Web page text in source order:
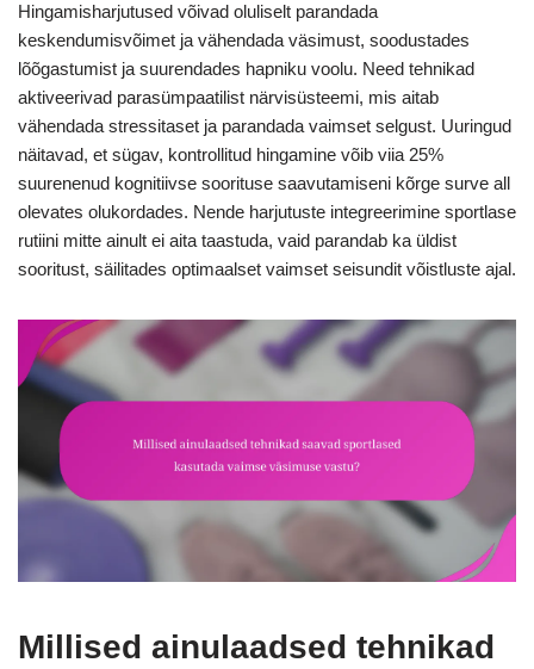
Hingamisharjutused võivad oluliselt parandada
keskendumisvõimet ja vähendada väsimust, soodustades
lõõgastumist ja suurendades hapniku voolu. Need tehnikad
aktiveerivad parasümpaatilist närvisüsteemi, mis aitab
vähendada stressitaset ja parandada vaimset selgust. Uuringud
näitavad, et sügav, kontrollitud hingamine võib viia 25%
suurenenud kognitiivse soorituse saavutamiseni kõrge surve all
olevates olukordades. Nende harjutuste integreerimine sportlase
rutiini mitte ainult ei aita taastuda, vaid parandab ka üldist
sooritust, säilitades optimaalset vaimset seisundit võistluste ajal.
Millised ainulaadsed tehnikad